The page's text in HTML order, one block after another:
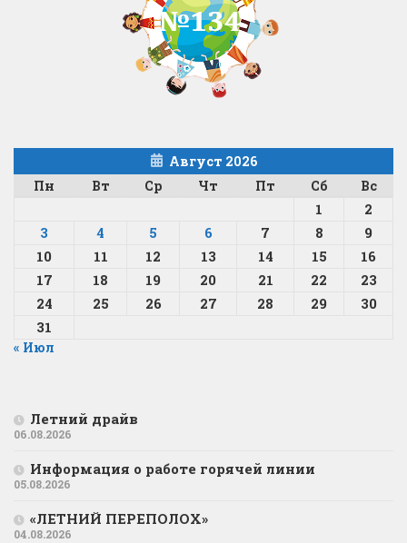
Август 2026
Пн
Вт Ср Чт Пт Сб Вс
1
2
3
4 5 6 7 8
9
10
11 12 13 14 15
16
17
18 19 20 21 22
23
24
25 26 27 28 29
30
31
« Июл
Летний драйв
06.08.2026
Информация о работе горячей линии
05.08.2026
«ЛЕТНИЙ ПЕРЕПОЛОХ»
04.08.2026